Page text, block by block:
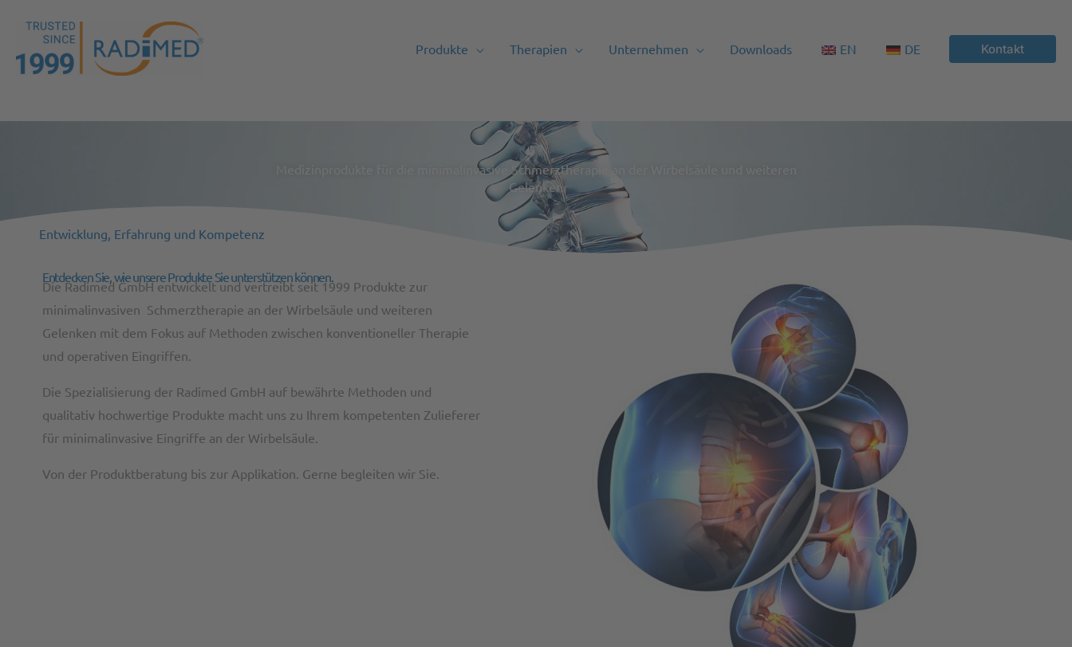
Inhalt
springen
Produkte Therapien Unternehmen Downloads EN DE Kontakt
Home
Medizinprodukte für die minimalinvasive Schmerztherapie an der Wirbelsäule und weiteren
Gelenken
Entwicklung, Erfahrung und Kompetenz
Entdecken Sie, wie unsere Produkte Sie unterstützen können.
Die Radimed GmbH entwickelt und vertreibt seit 1999 Produkte zur
minimalinvasiven Schmerztherapie an der Wirbelsäule und weiteren
Gelenken mit dem Fokus auf Methoden zwischen konventioneller Therapie
und operativen Eingriffen.
Die Spezialisierung der Radimed GmbH auf bewährte Methoden und
qualitativ hochwertige Produkte macht uns zu Ihrem kompetenten Zulieferer
für minimalinvasive Eingriffe an der Wirbelsäule.
Von der Produktberatung bis zur Applikation. Gerne begleiten wir Sie.